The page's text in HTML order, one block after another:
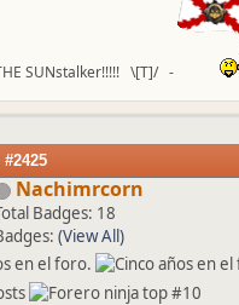
THE SUNstalker!!!!! \[T]/ -
#2425
Nachimrcorn
Badges: 18
(View All)